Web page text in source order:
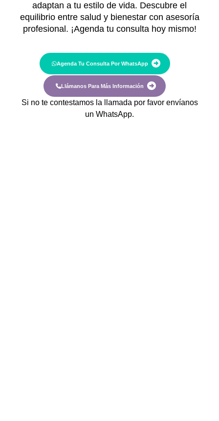
adaptan a tu estilo de vida. Descubre el
equilibrio entre salud y bienestar con asesoría
profesional. ¡Agenda tu consulta hoy mismo!
Agenda Tu Consulta Por WhatsApp
Llámanos Para Más Información
Si no te contestamos la llamada por favor envíanos
un WhatsApp.